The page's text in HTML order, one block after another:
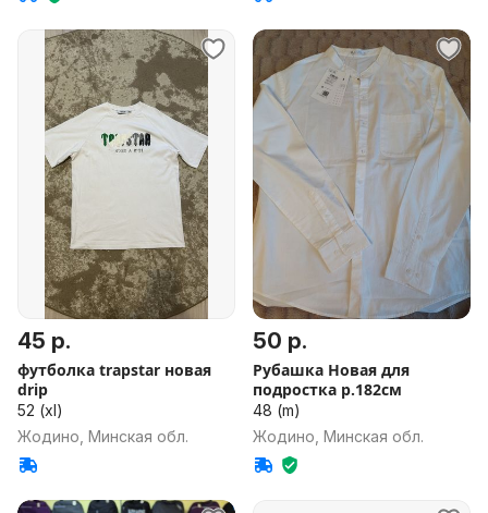
45 р.
футболка trapstar новая
drip
52 (xl)
Жодино, Минская обл.
50 р.
Рубашка Новая для
подростка р.182см
48 (m)
Жодино, Минская обл.